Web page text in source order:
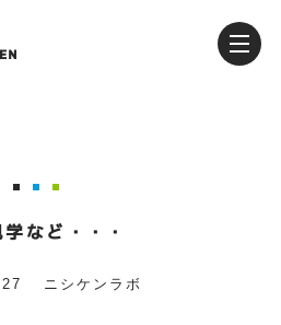
など・・・
ニシケンラボ